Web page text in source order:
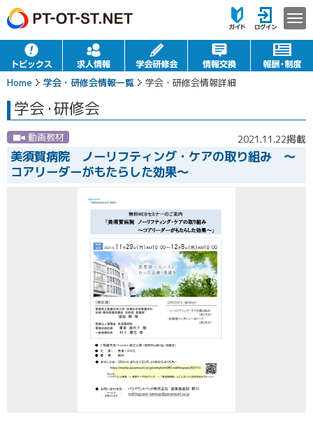
Home 学会・研修会情報一覧 学会・研修会情報詳細
学会・研修会
動画教材 2021.11.22掲載
美須賀病院 ノーリフティング・ケアの取り組み ～
コアリーダーがもたらした効果～